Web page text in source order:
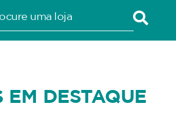
EM DESTAQUE